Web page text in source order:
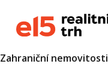
Zahraniční nemovitosti